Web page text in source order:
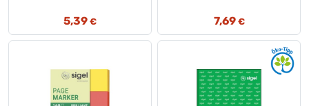
5,39 € 7,69€